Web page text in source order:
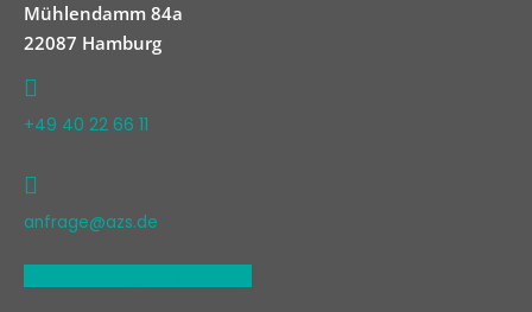
Mühlendamm 84a
22087 Hamburg
+49 40 22 66 11
anfrage@azs.de